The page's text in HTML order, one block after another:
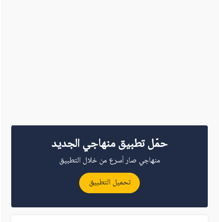
حمّل تطبيق منهاجي الجديد
منهاجي صار أسرع من خلال التطبيق
تحميل التطبيق